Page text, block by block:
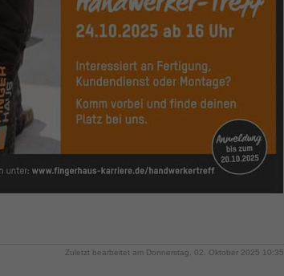
Zuletzt bearbeitet am Donnerstag, 02. Oktober 2025 10:35